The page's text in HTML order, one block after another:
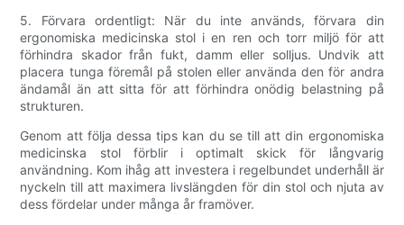
5. Förvara ordentligt: ​​När du inte används, förvara din
ergonomiska medicinska stol i en ren och torr miljö för att
förhindra skador från fukt, damm eller solljus. Undvik att
placera tunga föremål på stolen eller använda den för andra
ändamål än att sitta för att förhindra onödig belastning på
strukturen.
Genom att följa dessa tips kan du se till att din ergonomiska
medicinska stol förblir i optimalt skick för långvarig
användning. Kom ihåg att investera i regelbundet underhåll är
nyckeln till att maximera livslängden för din stol och njuta av
dess fördelar under många år framöver.